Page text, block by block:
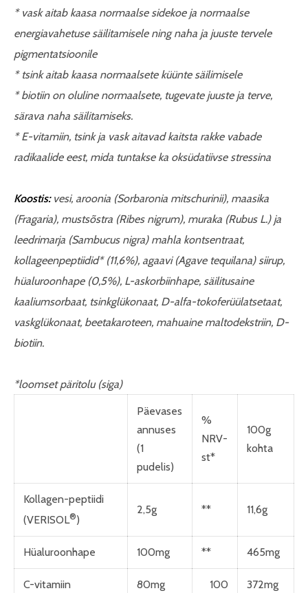
* vask aitab kaasa normaalse sidekoe ja normaalse
energiavahetuse säilitamisele ning naha ja juuste tervele
pigmentatsioonile
* tsink aitab kaasa normaalsete küünte säilimisele
* biotiin on oluline normaalsete, tugevate juuste ja terve,
särava naha säilitamiseks.
* E-vitamiin, tsink ja vask aitavad kaitsta rakke vabade
radikaalide eest, mida tuntakse ka oksüdatiivse stressina
Koostis: vesi, aroonia (Sorbaronia mitschurinii), maasika
(Fragaria), mustsõstra (Ribes nigrum), muraka (Rubus L.) ja
leedrimarja (Sambucus nigra) mahla kontsentraat,
kollageenpeptiidid* (11,6%), agaavi (Agave tequilana) siirup,
hüaluroonhape (0,5%), L-askorbiinhape, säilitusaine
kaaliumsorbaat, tsinkglükonaat, D-alfa-tokoferüülatsetaat,
vaskglükonaat, beetakaroteen, mahuaine maltodekstriin, D-
biotiin.
*loomset päritolu (siga)
Päevases
annuses
(1
pudelis)
%
NRV-
st*
100g
kohta
Kollagen-peptiidi
(VERISOL®)
2,5g ** 11,6g
Hüaluroonhape 100mg ** 465mg
C-vitamiin 80mg 100 372mg